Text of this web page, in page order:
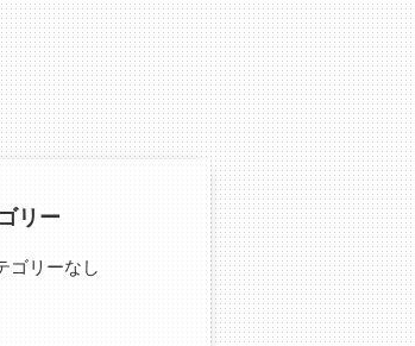
リー
ゴリーなし